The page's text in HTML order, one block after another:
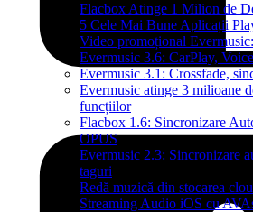
Flacbox Atinge 1 Milion de
5 Cele Mai Bune Aplicații
Video promoțional
Evermusic 3.6: CarPlay,
Evermusic 3.1: Crossfade,
Evermusic atinge 3 milioane
funcțiilor
Flacbox 1.6: Sincronizare
OPUS
Evermusic 2.3: Sincronizare
taguri
Redă muzică din stocarea
Streaming Audio iOS cu